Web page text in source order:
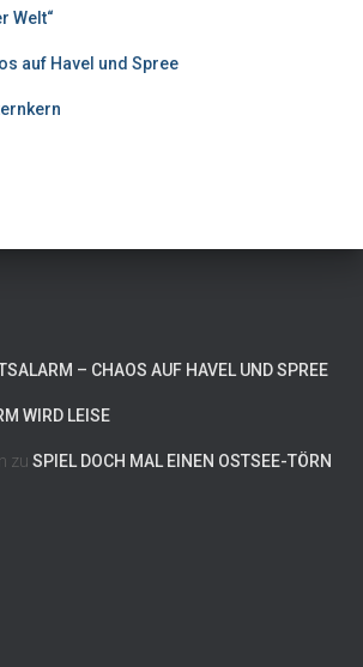
Welt“
auf Havel und Spree
– CHAOS AUF HAVEL UND SPREE
WIRD LEISE
zu SPIEL DOCH MAL EINEN OSTSEE-TÖRN